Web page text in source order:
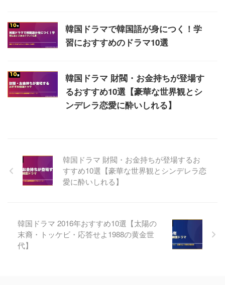
韓国ドラマで韓国語が身につく！学
習におすすめのドラマ10選
韓国ドラマ 財閥・お金持ちが登場す
るおすすめ10選【豪華な世界観とシ
ンデレラ恋愛に酔いしれる】
韓国ドラマ 財閥・お金持ちが登場するお
すすめ10選【豪華な世界観とシンデレラ恋
愛に酔いしれる】
韓国ドラマ 2016年おすすめ10選【太陽の
末裔・トッケビ・応答せよ1988の黄金世
代】